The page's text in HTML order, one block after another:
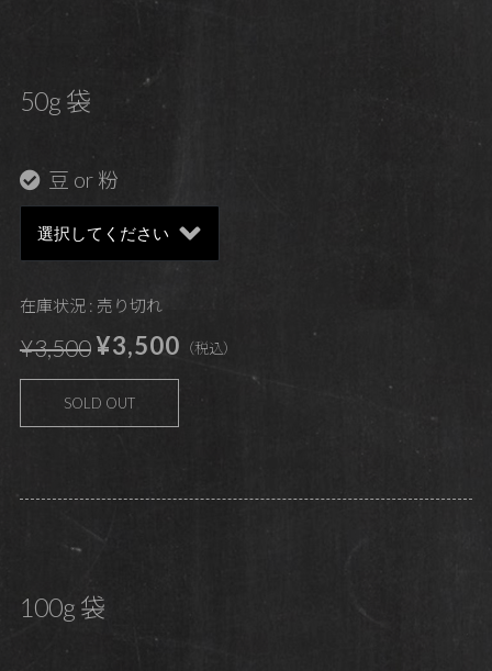
50g 袋
豆 or 粉
在庫状況 : 売り切れ
¥3,500¥3,500 （税込）
SOLD OUT
100g 袋